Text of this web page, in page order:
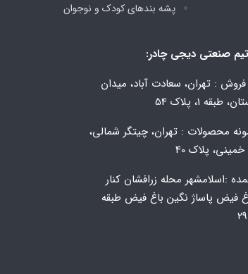
پشه‌ بندهای کودک و نوجوان
صنعتی دیجی چادر:
: تهران، سعادت آباد، میدان
1، پلاک 54
محصولات : تهران، چیتگر شمالی،
پلاک 40
:اسلامشهر محله زرافشان کنار
فیض پاساژ نگین باغ فیض طبقه